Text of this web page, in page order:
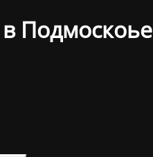
Подмоскоье